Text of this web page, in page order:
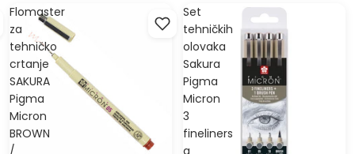
Flomaster
za
tehničko
crtanje
SAKURA
Pigma
Micron
BROWN
/
Set
tehničkih
olovaka
Sakura
Pigma
Micron
3
fineliners
a